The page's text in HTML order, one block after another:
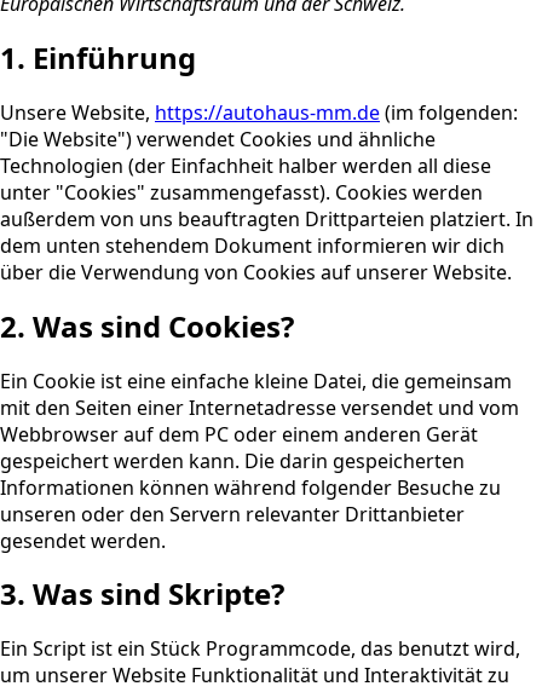
1. Einführung
Unsere Website, https://autohaus-mm.de(im folgenden:
"Die Website") verwendet Cookies und ähnliche
Technologien (der Einfachheit halber werden all diese
unter "Cookies" zusammengefasst). Cookies werden
außerdem von uns beauftragten Drittparteien platziert. In
dem unten stehendem Dokument informieren wir dich
über die Verwendung von Cookies auf unserer Website.
2. Was sind Cookies?
Ein Cookie ist eine einfache kleine Datei, die gemeinsam
mit den Seiten einer Internetadresse versendet und vom
Webbrowser auf dem PC oder einem anderen Gerät
gespeichert werden kann. Die darin gespeicherten
Informationen können während folgender Besuche zu
unseren oder den Servern relevanter Drittanbieter
gesendet werden.
3. Was sind Skripte?
Ein Script ist ein Stück Programmcode, das benutzt wird,
um unserer Website Funktionalität und Interaktivität zu